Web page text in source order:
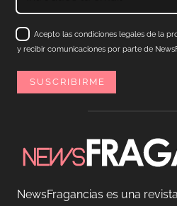
Acepto las condiciones legales de la
y recibir comunicaciones por parte de
NewsFragancias es una